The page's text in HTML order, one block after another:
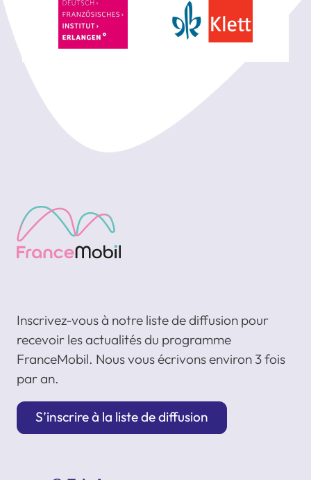
Inscrivez-vous à notre liste de diffusion pour
recevoir les actualités du programme
FranceMobil. Nous vous écrivons environ 3 fois
par an.
S’inscrire à la liste de diffusion